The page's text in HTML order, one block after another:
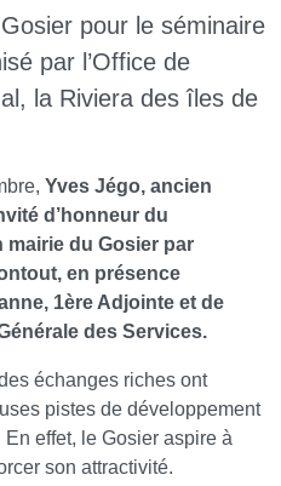
pour le séminaire
par l’Office de
la Riviera des îles de
Yves Jégo, ancien
d’honneur du
mairie du Gosier par
en présence
1ère Adjointe et de
des Services.
échanges riches ont
pistes de développement
effet, le Gosier aspire à
son attractivité.